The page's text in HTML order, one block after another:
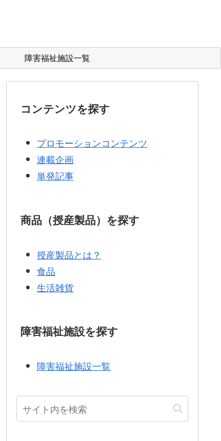
障害福祉施設一覧
コンテンツを探す
プロモーションコンテンツ
連載企画
単発記事
商品（授産製品）を探す
授産製品とは？
食品
生活雑貨
障害福祉施設を探す
障害福祉施設一覧